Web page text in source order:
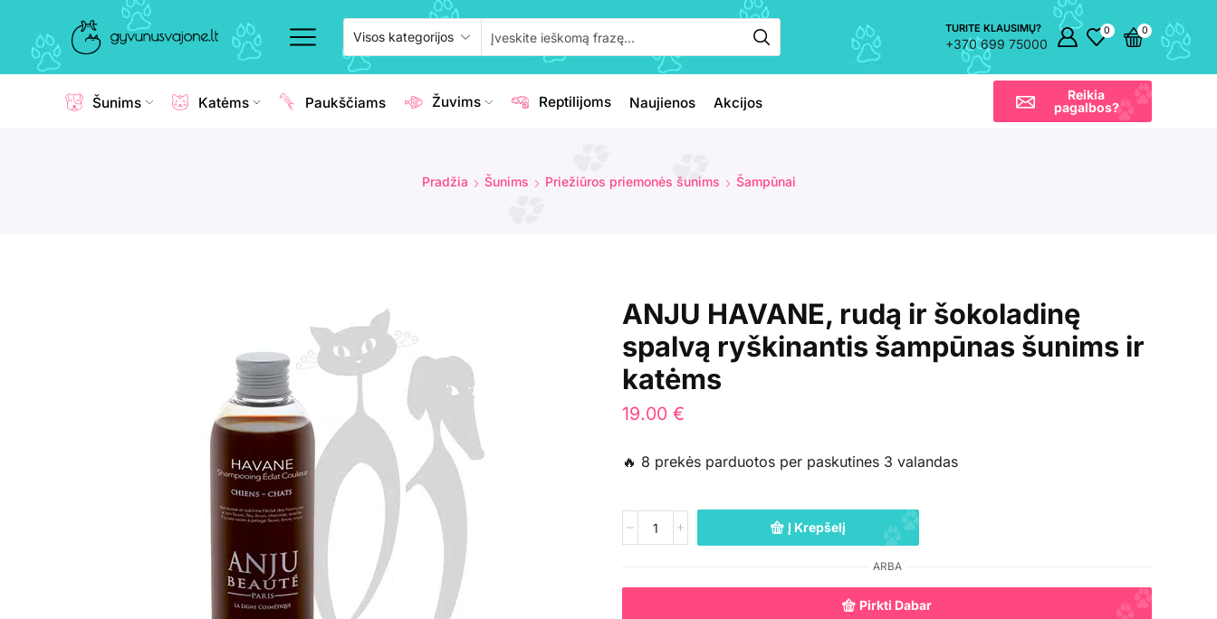
TURITE KLAUSIMŲ?
+370 699 75000
0 0
Šunims Katėms Paukščiams Žuvims Reptilijoms Naujienos Akcijos
Reikia
pagalbos?
Pradžia Šunims Priežiūros priemonės šunims Šampūnai
ANJU HAVANE, rudą ir šokoladinę
spalvą ryškinantis šampūnas šunims ir
katėms
19.00 €
🔥 8 prekės parduotos per paskutines 3 valandas
Į Krepšelį
ARBA
Pirkti Dabar